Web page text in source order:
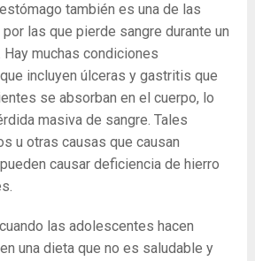
también es una de las
las que pierde sangre durante un
muchas condiciones
incluyen úlceras y gastritis que
se absorban en el cuerpo, lo
masiva de sangre. Tales
u otras causas que causan
causar deficiencia de hierro
las adolescentes hacen
una dieta que no es saludable y